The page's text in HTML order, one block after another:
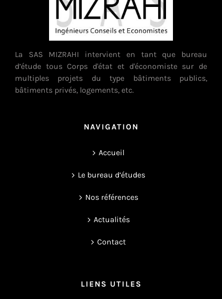
La SAS MIZRAHI intervient en tant que bureau
d’étude tous Corps d'état et d'économiste sur de
multiples projets du type bâtiments publics,
bâtiments privés, logements, etc.
NAVIGATION
Accueil
Le bureau d’études
Nos références
Actualités
Contact
LIENS UTILES